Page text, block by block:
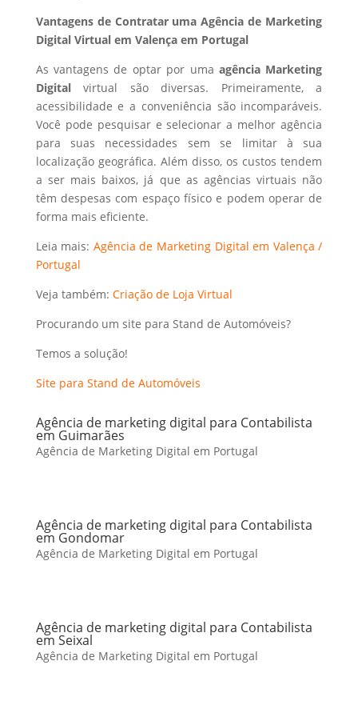
Vantagens de Contratar uma Agência de Marketing
Digital Virtual em Valença em Portugal
As vantagens de optar por uma agência Marketing
Digitalvirtual são diversas. Primeiramente, a
acessibilidade e a conveniência são incomparáveis.
Você pode pesquisar e selecionar a melhor agência
para suas necessidades sem se limitar à sua
localização geográfica. Além disso, os custos tendem
a ser mais baixos, já que as agências virtuais não
têm despesas com espaço físico e podem operar de
forma mais eficiente.
Leia mais: Agência de Marketing Digital em Valença /
Portugal
Veja também: Criação de Loja Virtual
Procurando um site para Stand de Automóveis?
Temos a solução!
Site para Stand de Automóveis
Agência de marketing digital para Contabilista
em Guimarães
Agência de Marketing Digital em Portugal
Agência de marketing digital para Contabilista
em Gondomar
Agência de Marketing Digital em Portugal
Agência de marketing digital para Contabilista
em Seixal
Agência de Marketing Digital em Portugal